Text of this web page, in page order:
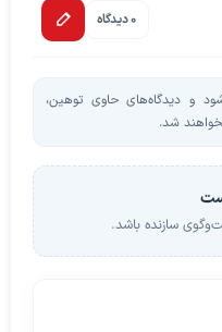
0 دیدگاه
و دیدگاه‌های حاوی توهین،
شد.
سازنده باشد.